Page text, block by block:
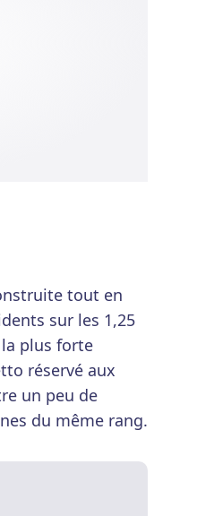
tout en
sur les 1,25
plus forte
réservé aux
un peu de
du même rang.